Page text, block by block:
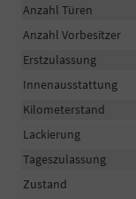
Anzahl Türen
Anzahl Vorbesitzer
Erstzulassung
Innenausstattung
Kilometerstand
Lackierung
Tageszulassung
Zustand